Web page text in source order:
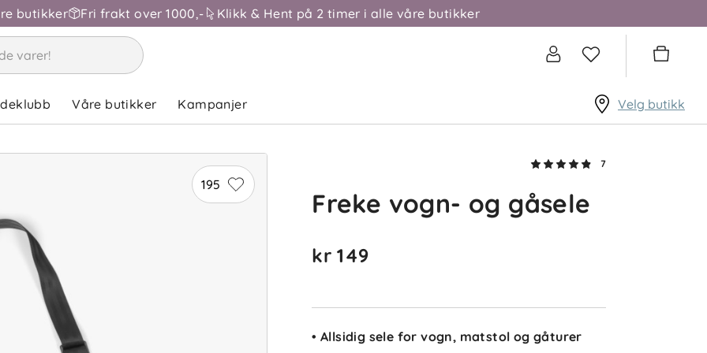
butikker Fri frakt over 1000,- Klikk & Hent på 2 timer i alle våre butikker
Våre butikker Kampanjer Velg butikk
195
7
Freke vogn- og gåsele
kr 149
• Allsidig sele for vogn, matstol og gåturer
✓
Nora
at du deler
A Anikken